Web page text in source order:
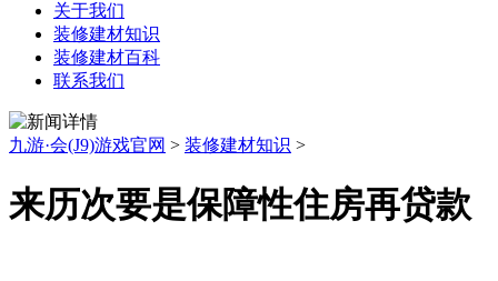
关于我们
装修建材知识
装修建材百科
联系我们
九游·会(J9)游戏官网 > 装修建材知识 >
来历次要是保障性住房再贷款